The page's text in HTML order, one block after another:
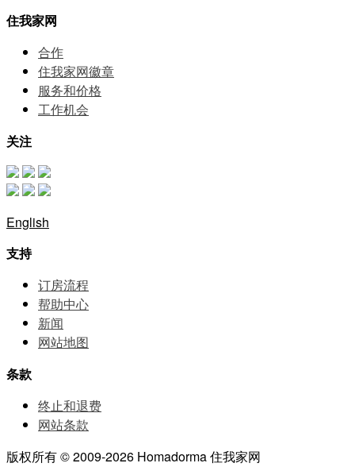
住我家网
合作
住我家网徽章
服务和价格
⼯作机会
关注
English
支持
订房流程
帮助中⼼
新闻
网站地图
条款
终止和退费
网站条款
版权所有 © 2009-2026 Homadorma 住我家网